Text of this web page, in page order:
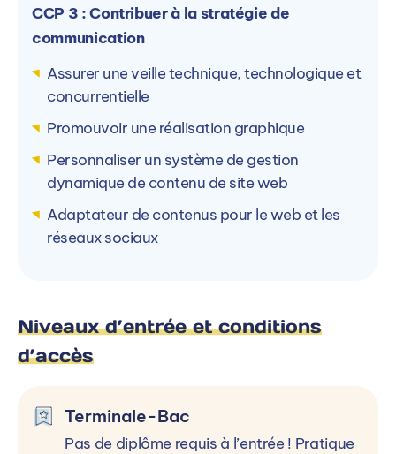
CCP 3 : Contribuer à la stratégie de
communication
Assurer une veille technique, technologique et
concurrentielle
Promouvoir une réalisation graphique
Personnaliser un système de gestion
dynamique de contenu de site web
Adaptateur de contenus pour le web et les
réseaux sociaux
Niveaux d’entrée et conditions
d’accès
Terminale-Bac
Pas de diplôme requis à l’entrée ! Pratique
Autres campus ARINFO
La formation est dispensée en alternance sur 5
autre(s) campus ARINFO.
ARINFO Nantes (44)
1 Rue Emile Masson, 44000 Nantes, France